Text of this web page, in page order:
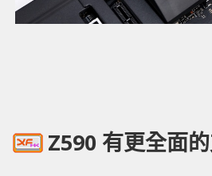
Z590 有更全面